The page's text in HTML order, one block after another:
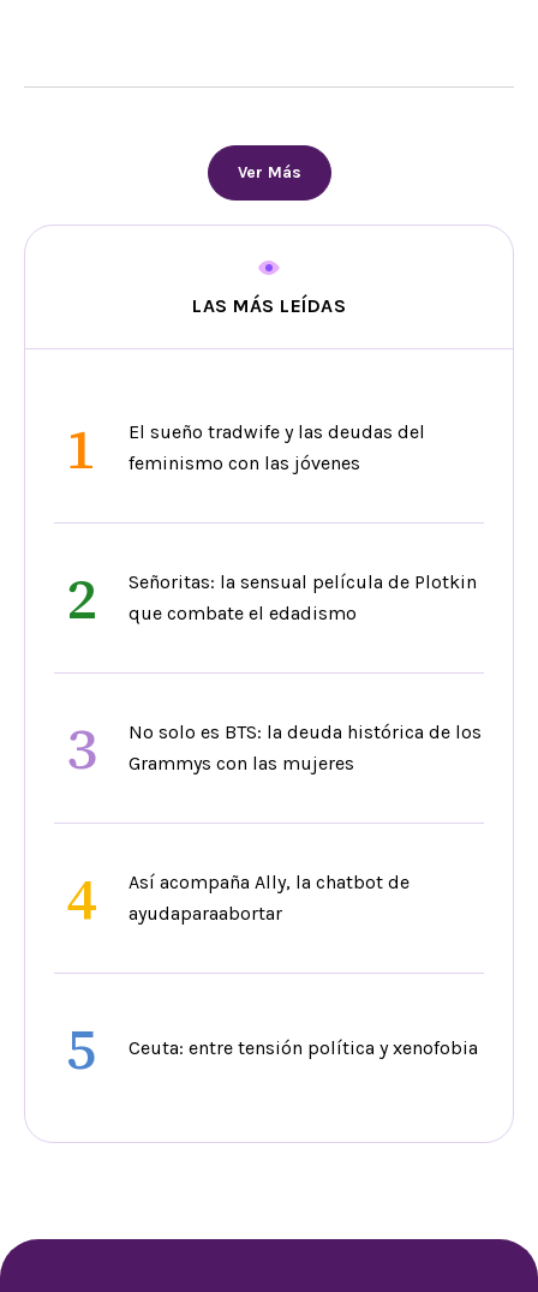
Ver Más
LAS MÁS LEÍDAS
1
El sueño tradwife y las deudas del
feminismo con las jóvenes
2
Señoritas: la sensual película de Plotkin
que combate el edadismo
3
No solo es BTS: la deuda histórica de los
Grammys con las mujeres
4
Así acompaña Ally, la chatbot de
ayudaparaabortar
5 Ceuta: entre tensión política y xenofobia